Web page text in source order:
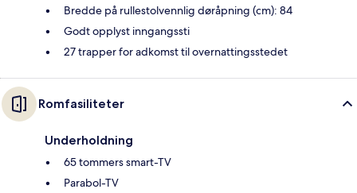
Bredde på rullestolvennlig døråpning (cm): 84
Godt opplyst inngangssti
27 trapper for adkomst til overnattingsstedet
Romfasiliteter
Underholdning
65 tommers smart-TV
Parabol-TV